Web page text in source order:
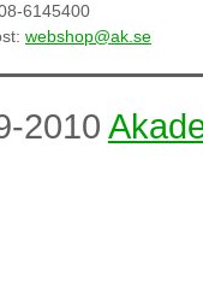
6145400
webshop@ak.se
2010